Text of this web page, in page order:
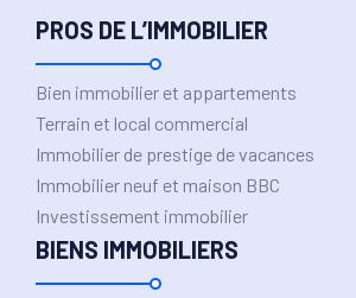
PROS DE L’IMMOBILIER
Bien immobilier et appartements
Terrain et local commercial
Immobilier de prestige de vacances
Immobilier neuf et maison BBC
Investissement immobilier
BIENS IMMOBILIERS